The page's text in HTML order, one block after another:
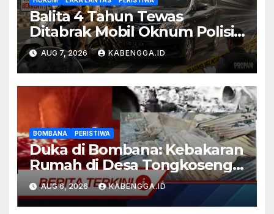
Balita 4 Tahun Tewas
Ditabrak Mobil Oknum Polisi
di Bone, Dugaan Rem Blong
Didalami, Propam Turun
Tangan
AUG 7, 2026 KABENGGA.ID
BOMBANA PERISTIWA
Duka di Bombana: Kebakaran
Rumah di Desa Tongkoseng
Diduga Renggut Lima Nyawa,
Polisi Lakukan Penyelidikan
AUG 6, 2026 KABENGGA.ID